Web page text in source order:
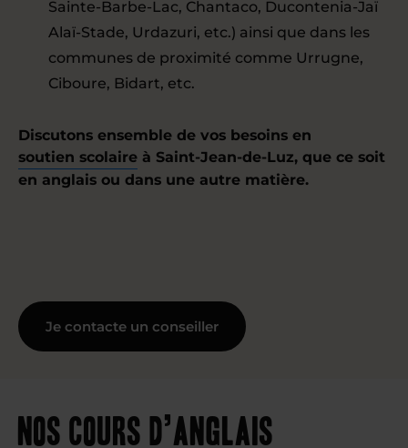
Sainte-Barbe-Lac, Chantaco, Ducontenia-Jaï
Alaï-Stade, Urdazuri, etc.) ainsi que dans les
communes de proximité comme Urrugne,
Ciboure, Bidart, etc.
Discutons ensemble de vos besoins en
soutien scolaire à Saint-Jean-de-Luz, que ce soit
en anglais ou dans une autre matière.
Je contacte un conseiller
Nos cours d’anglais